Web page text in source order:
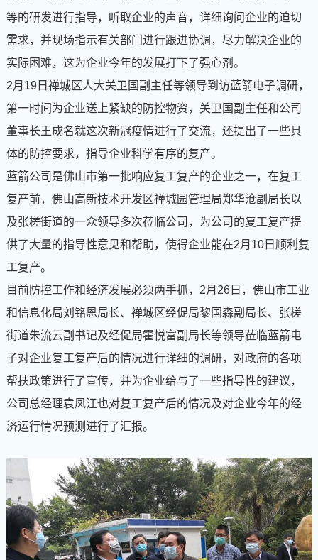
等的研发进行指导，听取企业的声音，详细询问企业的迫切
需求，并现场指示有关部门进行跟进协调，尽力解决企业的
实际困难，这为企业今年的发展打下了强心剂。
2月 19日禅城区人大关卫国副主任等领导到访蓝箭电子调研，
第一时间为企业送上紧缺的防控物资，关卫国副主任和公司
董事长王成名就这次新冠疫情进行了交流，还提出了一些具
体的防控要求，指导企业科学有序的复产。
蓝箭公司是佛山市第一批响应复工复产的企业之一，在复工
复产前，佛山高新技术开发区禅城园管理局郑华沧副局长以
及张槎街道的一众领导多次莅临公司，为公司的复工复产提
供了大量的指导性意见和帮助，使得企业能在2月 10日顺利复
工复产。
目前防控工作和经济发展必须两手抓， 2月 26日，佛山市工业
和信息化局刘铭恩局长、禅城区经促局黎国森副局长、张槎
街道朱流云副书记及经促局霍悦富副局长等领导莅临蓝箭电
子对企业复工复产后的情况进行详细的调研，对政府的各项
帮扶政策进行了宣传，并为企业给与了一些指导性的建议，
公司总经理袁凤江也对复工复产后的情况及对企业今年的经
济运行情况预测进行了汇报。